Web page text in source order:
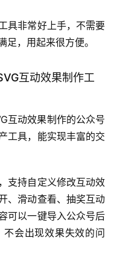
就能直接使用，排版完
会出现格式错乱的问
遍引导就能学会，学习
能直接在线使用，不需
要快速完成内容排版的